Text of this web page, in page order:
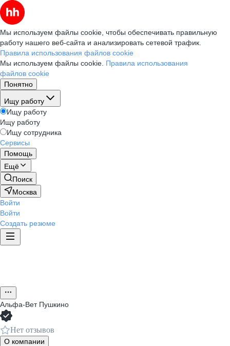
Мы используем файлы cookie, чтобы обеспечивать правильную
работу нашего веб-сайта и анализировать сетевой трафик.
Правила использования файлов cookie
Мы используем файлы cookie. Правила использования
файлов cookie
Понятно
Ищу работу
Ищу работу
Ищу работу
Ищу сотрудника
Сервисы
Помощь
Ещё
Поиск
Москва
Войти
Войти
Создать резюме
Альфа-Вет Пушкино
Нет отзывов
О компании